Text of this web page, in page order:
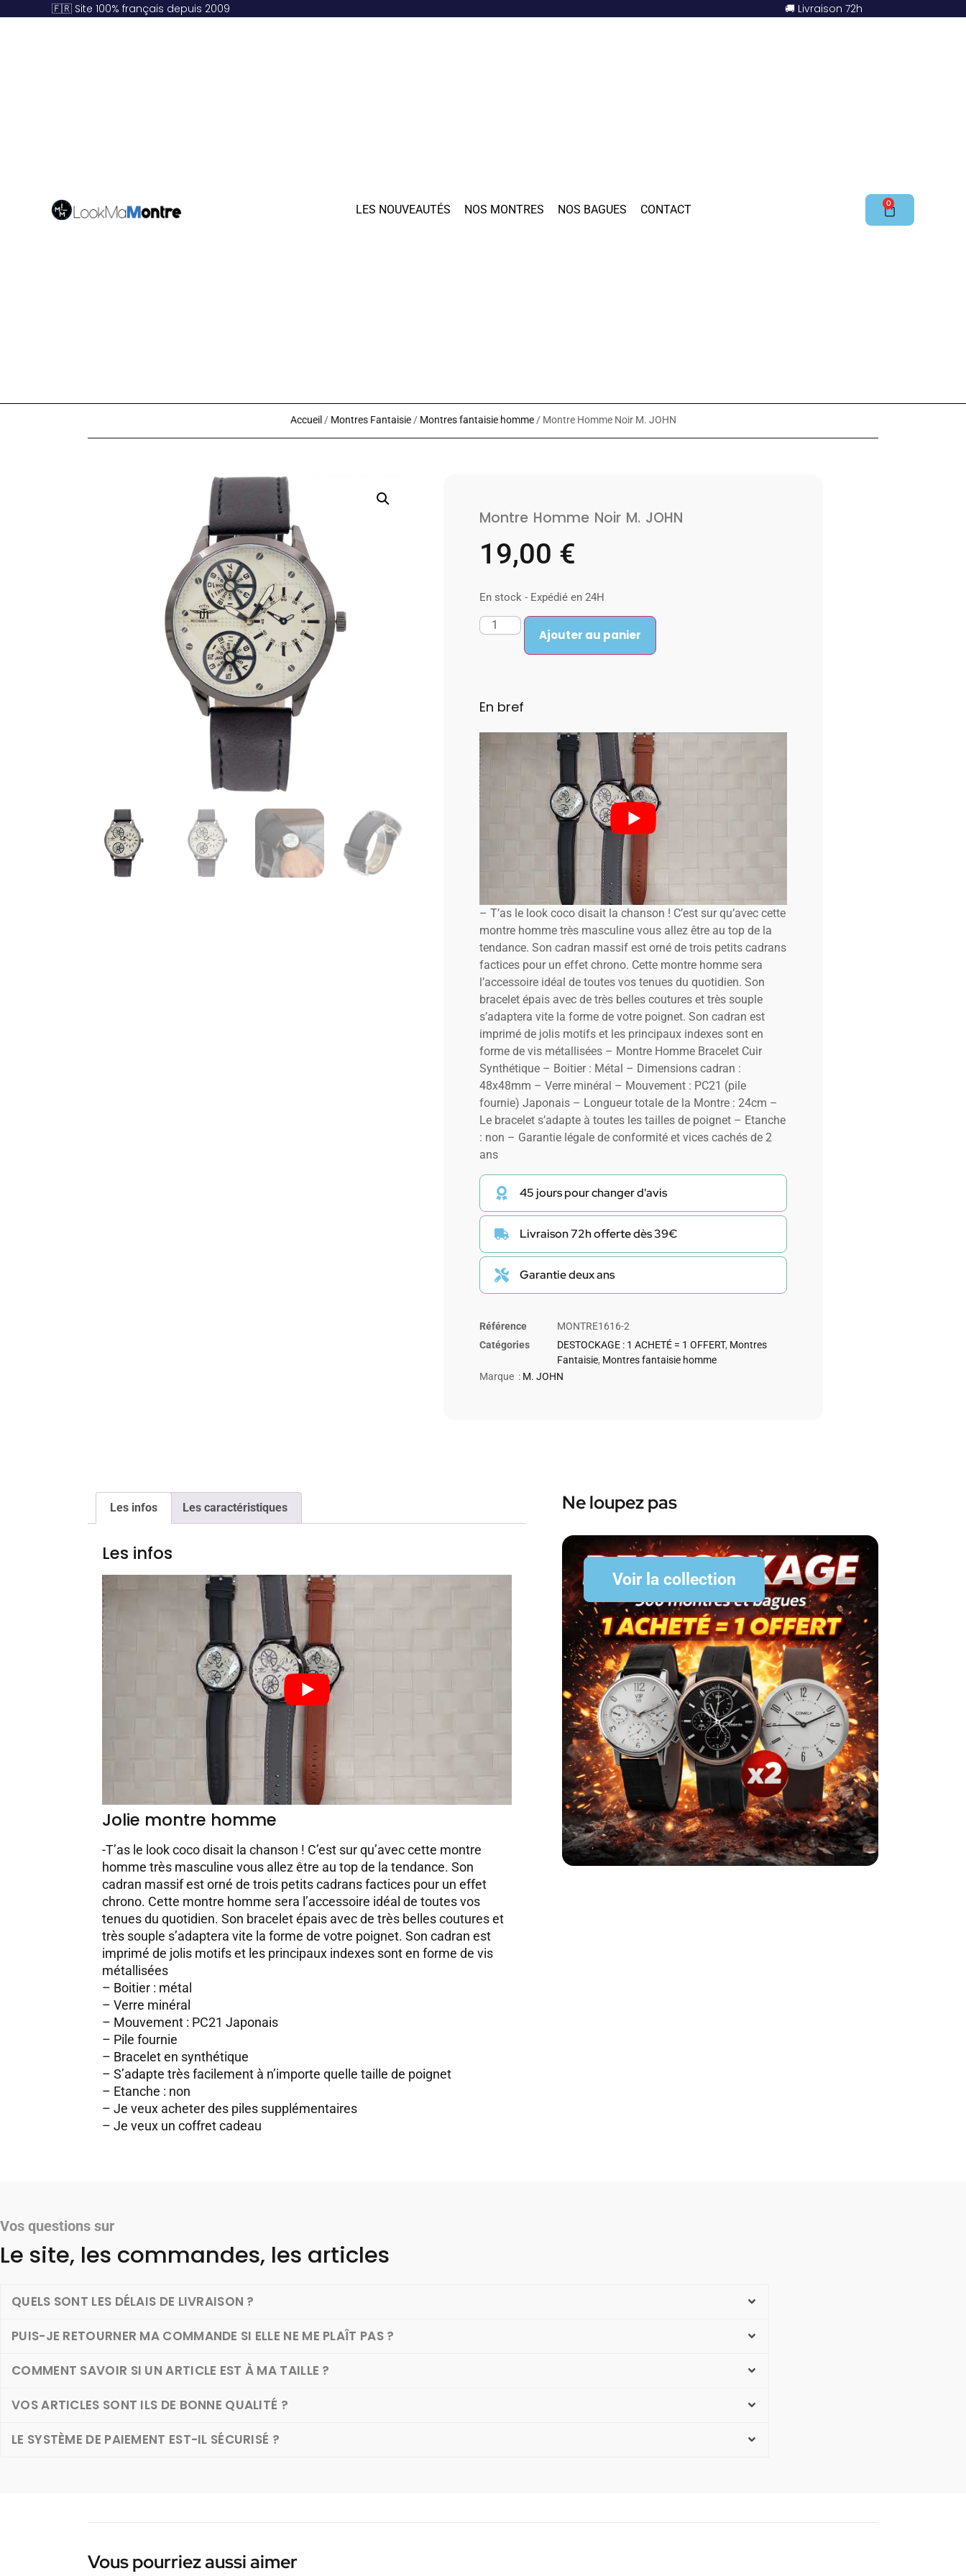
🇫🇷 Site 100% français depuis 2009 🚚 Livraison 72h
LES NOUVEAUTÉS NOS MONTRES NOS BAGUES CONTACT 0
Accueil/ Montres Fantaisie/ Montres fantaisie homme/ Montre Homme Noir M. JOHN
Montre Homme Noir M. JOHN
19,00 €
En stock - Expédié en 24H
Ajouter au panier
En bref
– T’as le look coco disait la chanson ! C’est sur qu’avec cette
montre homme très masculine vous allez être au top de la
tendance. Son cadran massif est orné de trois petits cadrans
factices pour un effet chrono. Cette montre homme sera
l’accessoire idéal de toutes vos tenues du quotidien. Son
bracelet épais avec de très belles coutures et très souple
s’adaptera vite la forme de votre poignet. Son cadran est
imprimé de jolis motifs et les principaux indexes sont en
forme de vis métallisées – Montre Homme Bracelet Cuir
Synthétique – Boitier : Métal – Dimensions cadran :
48x48mm – Verre minéral – Mouvement : PC21 (pile
fournie) Japonais – Longueur totale de la Montre : 24cm –
Le bracelet s’adapte à toutes les tailles de poignet – Etanche
: non – Garantie légale de conformité et vices cachés de 2
ans
45 jours pour changer d'avis
Livraison 72h offerte dès 39€
Garantie deux ans
Référence
MONTRE1616-2
Catégories
DESTOCKAGE : 1 ACHETÉ = 1 OFFERT, Montres
Fantaisie, Montres fantaisie homme
Marque : M. JOHN
Les infos Les caractéristiques
Les infos
Jolie montre homme
-T’as le look coco disait la chanson ! C’est sur qu’avec cette montre
homme très masculine vous allez être au top de la tendance. Son
cadran massif est orné de trois petits cadrans factices pour un effet
chrono. Cette montre homme sera l’accessoire idéal de toutes vos
tenues du quotidien. Son bracelet épais avec de très belles coutures et
très souple s’adaptera vite la forme de votre poignet. Son cadran est
imprimé de jolis motifs et les principaux indexes sont en forme de vis
métallisées
– Boitier : métal
– Verre minéral
– Mouvement : PC21 Japonais
– Pile fournie
– Bracelet en synthétique
– S’adapte très facilement à n’importe quelle taille de poignet
– Etanche : non
– Je veux acheter des piles supplémentaires
– Je veux un coffret cadeau
Ne loupez pas
Voir la collection
Vos questions sur
Le site, les commandes, les articles
QUELS SONT LES DÉLAIS DE LIVRAISON ?
PUIS-JE RETOURNER MA COMMANDE SI ELLE NE ME PLAÎT PAS ?
COMMENT SAVOIR SI UN ARTICLE EST À MA TAILLE ?
VOS ARTICLES SONT ILS DE BONNE QUALITÉ ?
LE SYSTÈME DE PAIEMENT EST-IL SÉCURISÉ ?
Vous pourriez aussi aimer